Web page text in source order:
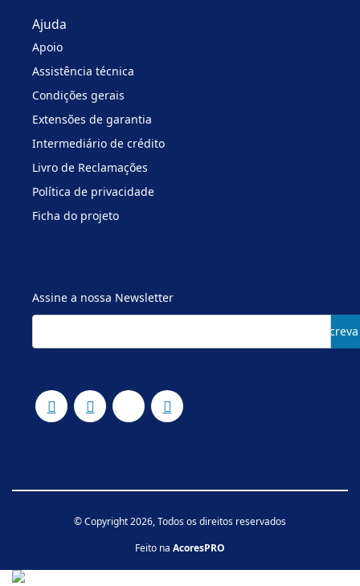
Ajuda
Apoio
Assistência técnica
Condições gerais
Extensões de garantia
Intermediário de crédito
Livro de Reclamações
Política de privacidade
Ficha do projeto
Assine a nossa Newsletter
Subscreva
© Copyright 2026, Todos os direitos reservados
Feito na AcoresPRO